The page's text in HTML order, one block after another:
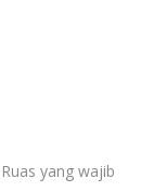
Ruas yang wajib